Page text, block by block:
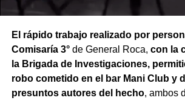
El rápido trabajo realizado por
Comisaría 3°de General Roca, con la
la Brigada de Investigaciones,
robo cometido en el bar Mani Club y
presuntos autores del hecho, ambos